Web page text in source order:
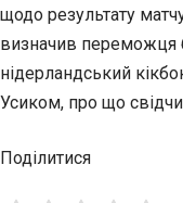
щодо результату
визначив переможця
нідерландський
Усиком, про що
Поділитися